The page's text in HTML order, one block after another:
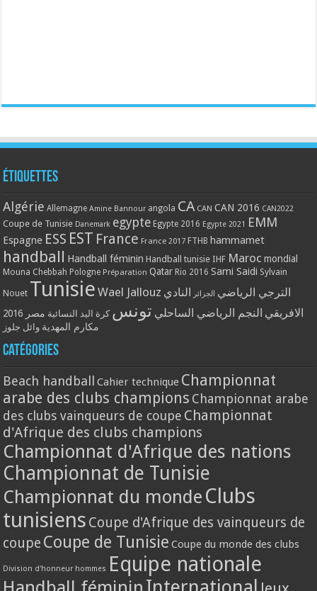
Étiquettes
Algérie Allemagne Amine Bannour angola CA CAN CAN 2016 CAN2022
Coupe de Tunisie Danemark egypte Egypte 2016 Egypte 2021 EMM
Espagne ESS EST France France 2017 FTHB hammamet
handball Handball féminin Handball tunisie IHF Maroc mondial
Mouna Chebbah Pologne Préparation Qatar Rio 2016 Sami Saidi Sylvain
Nouet Tunisie Wael Jallouz الترجي الرياضي الجزائر النادي
الافريقي النجم الرياضي الساحلي تونس كرة اليد النسائية مصر 2016
مكارم المهدية وائل جلوز
Catégories
Beach handball Cahier technique Championnat
arabe des clubs champions Championnat arabe
des clubs vainqueurs de coupe Championnat
d'Afrique des clubs champions
Championnat d'Afrique des nations
Championnat de Tunisie
Championnat du monde Clubs
tunisiens Coupe d'Afrique des vainqueurs de
coupe Coupe de Tunisie Coupe du monde des clubs
Division d'honneur hommes Equipe nationale